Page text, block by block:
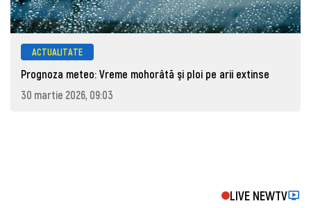
ACTUALITATE
Prognoza meteo: Vreme mohorâtă şi ploi pe arii extinse
30 martie 2026, 09:03
LIVE NEWTV